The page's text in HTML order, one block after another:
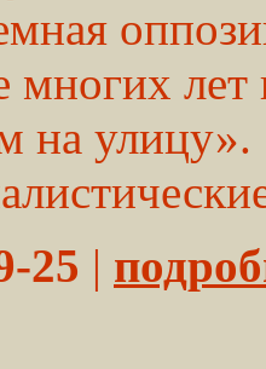
многих
на улицу».
25 |